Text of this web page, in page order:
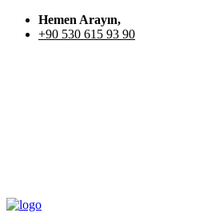
Hemen Arayın,
+90 530 615 93 90